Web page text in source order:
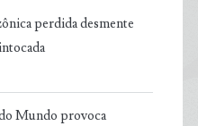
perdida desmente
Mundo provoca